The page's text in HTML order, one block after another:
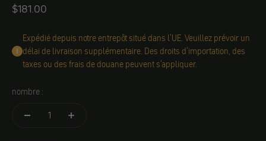
Angebot
$181.00
Expédié depuis notre entrepôt situé dans l'UE. Veuillez prévoir un
délai de livraison supplémentaire. Des droits d'importation, des
taxes ou des frais de douane peuvent s'appliquer.
nombre :